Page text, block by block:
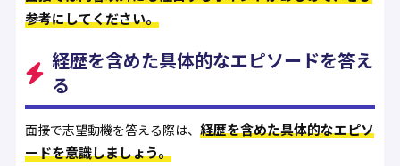
参考にしてください。
経歴を含めた具体的なエピソードを答え
る
面接で志望動機を答える際は、 経歴を含めた具体的なエピソ
ードを意識しましょう。